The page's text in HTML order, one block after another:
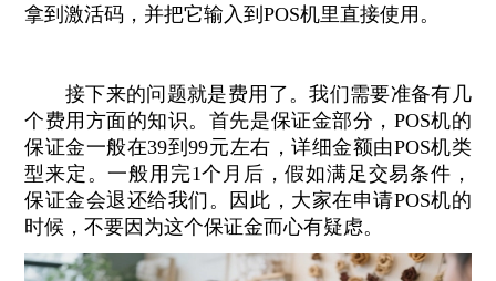
拿到激活码，并把它输入到POS机里直接使用。
接下来的问题就是费用了。我们需要准备有几
个费用方面的知识。首先是保证金部分，POS机的
保证金一般在39到99元左右，详细金额由POS机类
型来定。一般用完1个月后，假如满足交易条件，
保证金会退还给我们。因此，大家在申请POS机的
时候，不要因为这个保证金而心有疑虑。